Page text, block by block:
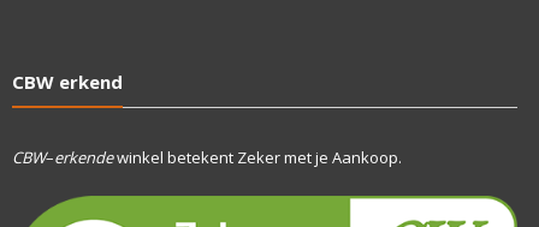
CBW erkend
CBW–erkendewinkel betekent Zeker met je Aankoop.